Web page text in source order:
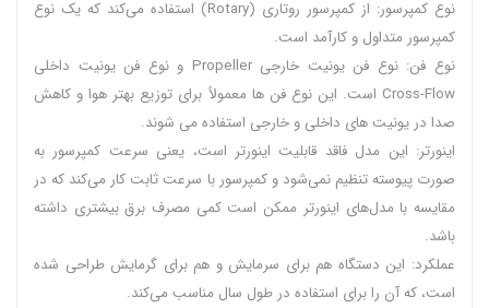
نوع کمپرسور: از کمپرسور روتاری (Rotary) استفاده می‌کند که یک نوع
کمپرسور متداول و کارآمد است.
نوع فن: نوع فن یونیت خارجی Propeller و نوع فن یونیت داخلی
Cross-Flow است. این نوع فن ها معمولاً برای توزیع بهتر هوا و کاهش
صدا در یونیت های داخلی و خارجی استفاده می شوند.
اینورتر: این مدل فاقد قابلیت اینورتر است، یعنی سرعت کمپرسور به
صورت پیوسته تنظیم نمی‌شود و کمپرسور با سرعت ثابت کار می‌کند که در
مقایسه با مدل‌های اینورتر ممکن است کمی مصرف برق بیشتری داشته
باشد.
عملکرد: این دستگاه هم برای سرمایش و هم برای گرمایش طراحی شده
است، که آن را برای استفاده در طول سال مناسب می‌کند.